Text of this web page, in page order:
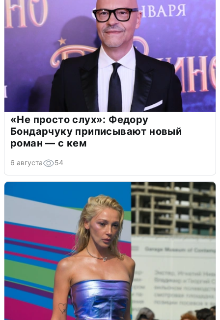
«Не просто слух»: Федору
Бондарчуку приписывают новый
роман — с кем
6 августа 54